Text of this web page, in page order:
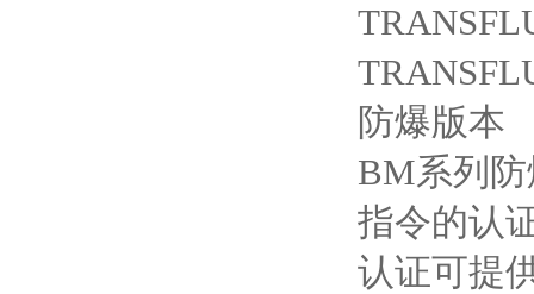
防爆版本
BM系列
指令的认
认证可提